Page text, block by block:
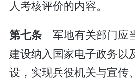
人考核评价的内容。
第七条 军地有关部门应
建设纳入国家电子政务以
设，实现兵役机关与宣传